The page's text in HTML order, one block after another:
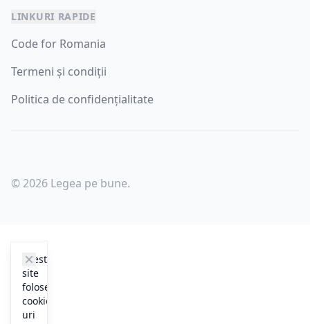
LINKURI RAPIDE
Code for Romania
Termeni și condiții
Politica de confidențialitate
© 2026 Legea pe bune.
Acest
site
folosește
cookie-
uri
cookie_notice.clos3